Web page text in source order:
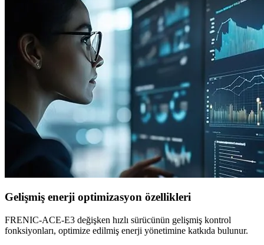
Gelişmiş enerji optimizasyon özellikleri
FRENIC-ACE-E3 değişken hızlı sürücünün gelişmiş kontrol
fonksiyonları, optimize edilmiş enerji yönetimine katkıda bulunur.